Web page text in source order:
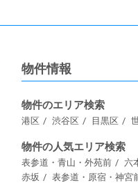
物件情報
物件のエリア検索
港区 渋谷区 目黒区
物件の人気エリア検索
表参道・青山・外苑前 六
赤坂
表参道・原宿・神宮